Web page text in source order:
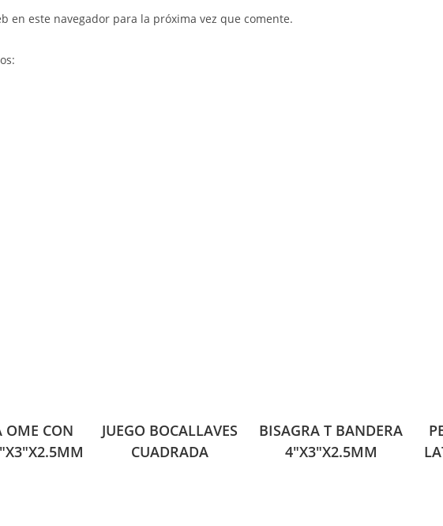
en este navegador para la próxima vez que comente.
OME CON
JUEGO BOCALLAVES
CUADRADA
BISAGRA T BANDERA
4″X3″X2.5MM